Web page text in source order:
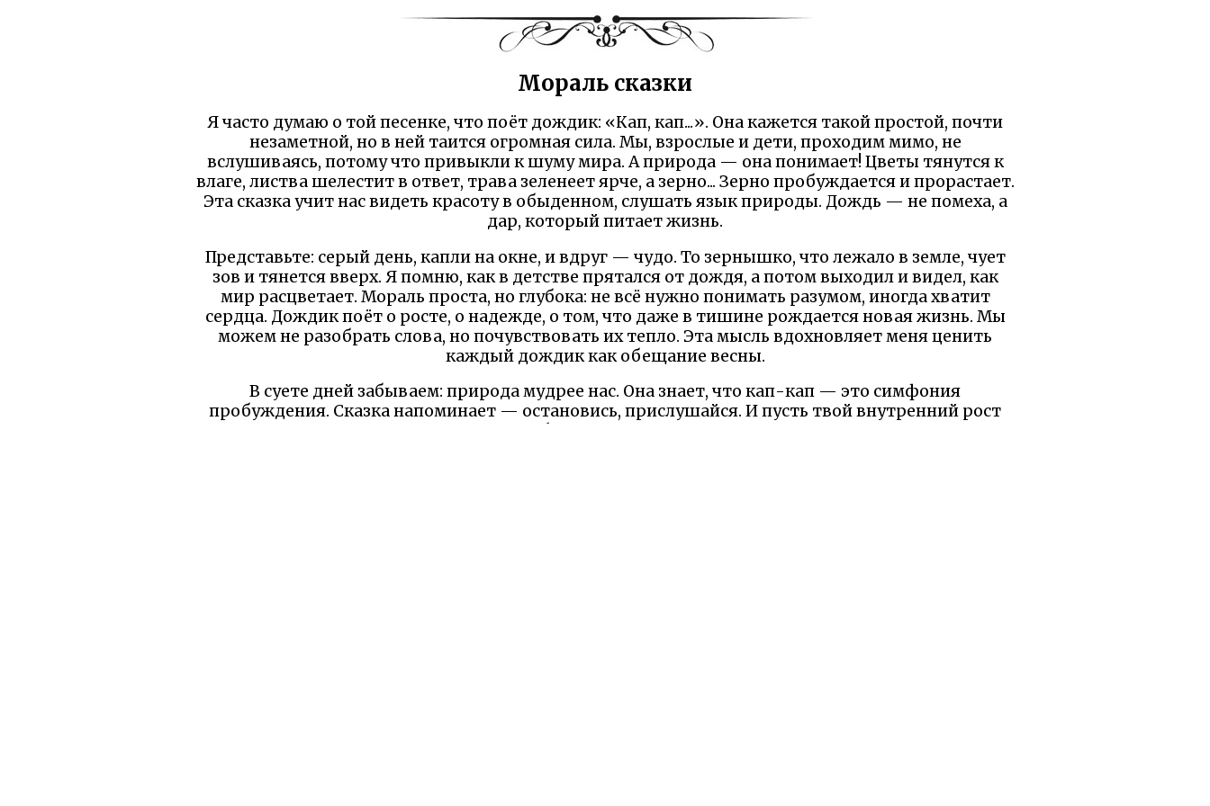
Мораль сказки
Я часто думаю о той песенке, что поёт дождик: «Кап, кап...». Она кажется такой простой, почти
незаметной, но в ней таится огромная сила. Мы, взрослые и дети, проходим мимо, не
вслушиваясь, потому что привыкли к шуму мира. А природа — она понимает! Цветы тянутся к
влаге, листва шелестит в ответ, трава зеленеет ярче, а зерно... Зерно пробуждается и прорастает.
Эта сказка учит нас видеть красоту в обыденном, слушать язык природы. Дождь — не помеха, а
дар, который питает жизнь.
Представьте: серый день, капли на окне, и вдруг — чудо. То зернышко, что лежало в земле, чует
зов и тянется вверх. Я помню, как в детстве прятался от дождя, а потом выходил и видел, как
мир расцветает. Мораль проста, но глубока: не всё нужно понимать разумом, иногда хватит
сердца. Дождик поёт о росте, о надежде, о том, что даже в тишине рождается новая жизнь. Мы
можем не разобрать слова, но почувствовать их тепло. Эта мысль вдохновляет меня ценить
каждый дождик как обещание весны.
В суете дней забываем: природа мудрее нас. Она знает, что кап-кап — это симфония
пробуждения. Сказка напоминает — остановись, прислушайся. И пусть твой внутренний рост